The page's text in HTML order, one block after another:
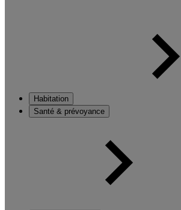
Habitation
Santé & prévoyance